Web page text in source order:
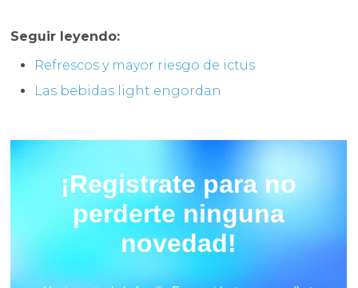
Seguir leyendo:
Refrescos y mayor riesgo de ictus
Las bebidas light engordan